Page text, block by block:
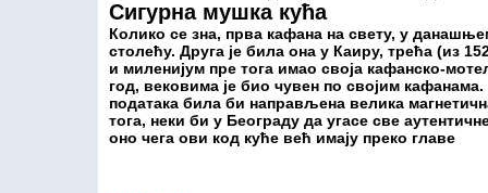
Сигурна мушка кућа
Колико се зна, прва кафана на свету, у
столећу. Друга је била она у Каиру, трећа (из
и миленијум пре тога имао своја кафанско-
год, вековима је био чувен по својим
података била би направљена велика
тога, неки би у Београду да угасе све
оно чега ови код куће већ имају преко главе